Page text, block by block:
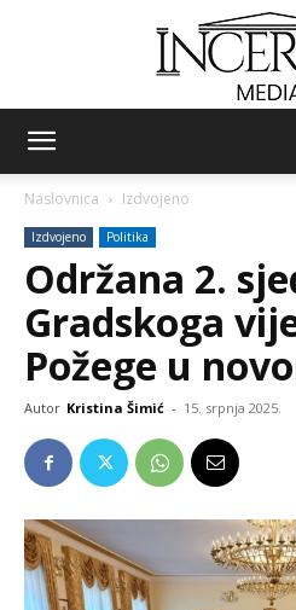
Naslovnica Izdvojeno
Izdvojeno Politika
Održana 2.
Gradskoga
Požege u
Autor Kristina Šimić - 15. srpnja 2025.